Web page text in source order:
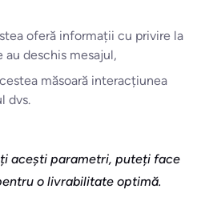
oferă informații cu privire la
au deschis mesajul,
măsoară interacțiunea
dvs.
acești parametri, puteți face
o livrabilitate optimă.